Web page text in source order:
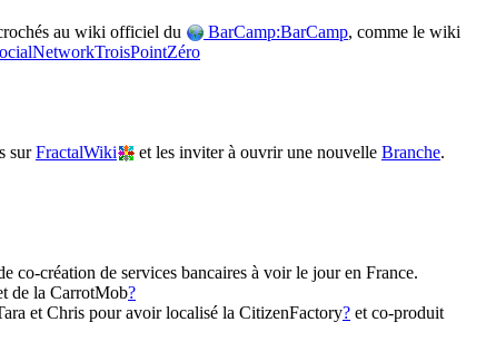
au wiki officiel du BarCamp:BarCamp, comme le wiki
surFractalWiki et les inviter à ouvrir une nouvelle Branche.
co-création de services bancaires à voir le jour en France.
de la CarrotMob?
et Chris pour avoir localisé la CitizenFactory? et co-produit